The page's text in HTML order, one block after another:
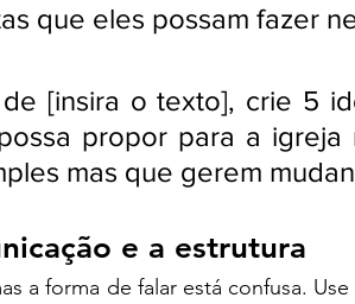
que eles possam fazer
[insira o texto], crie 5
propor para a igreja
mas que gerem
e a estrutura
a forma de falar está confusa.